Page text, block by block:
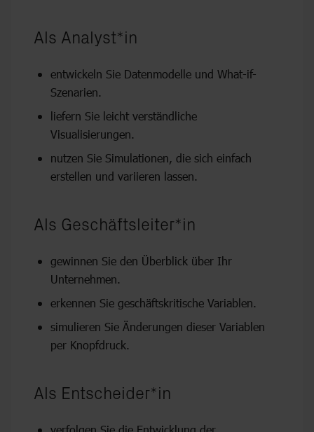
Als Ana­lyst*in
entwickeln Sie Datenmodelle und What-if-
Szenarien.
liefern Sie leicht verständliche
Visualisierungen.
nutzen Sie Simulationen, die sich einfach
erstellen und variieren lassen.
Als Ge­schäfts­lei­ter*in
gewinnen Sie den Überblick über Ihr
Unternehmen.
erkennen Sie geschäftskritische Variablen.
simulieren Sie Änderungen dieser Variablen
per Knopfdruck.
Als Ent­schei­der*in